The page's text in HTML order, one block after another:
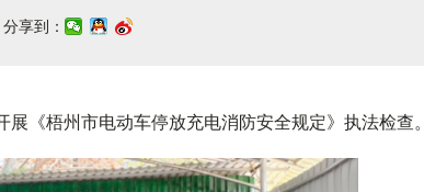
享到：
《梧州市电动车停放充电消防安全规定》执法检查。